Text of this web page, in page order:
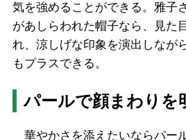
気を強めることができる。雅子
があしらわれた帽子なら、見た
れ、涼しげな印象を演出しなが
もプラスできる。
パールで顔まわりを
華やかさを添えたいならパー